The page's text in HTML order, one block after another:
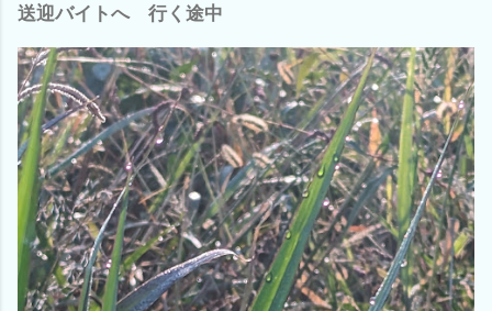
送迎バイトへ 行く途中